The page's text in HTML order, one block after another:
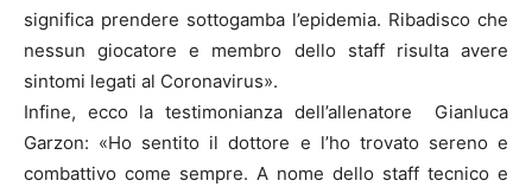
significa prendere sottogamba l’epidemia. Ribadisco che
nessun giocatore e membro dello staff risulta avere
sintomi legati al Coronavirus».
Infine, ecco la testimonianza dell’allenatore Gianluca
Garzon: «Ho sentito il dottore e l’ho trovato sereno e
combattivo come sempre. A nome dello staff tecnico e